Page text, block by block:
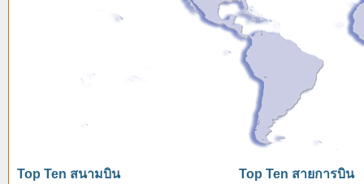
Top Ten สนามบิน Top Ten สายการบิน